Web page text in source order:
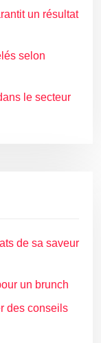
un résultat
selon
le secteur
de sa saveur
un brunch
des conseils